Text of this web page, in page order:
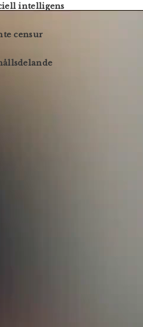
intelligens
censur